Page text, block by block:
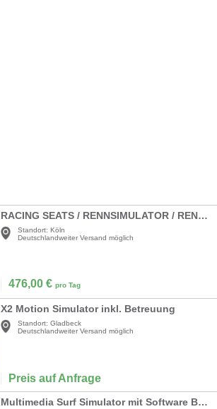
RACING SEATS / RENNSIMULATOR / RENNSITZE / AUTORENN-SIMULATOR
Standort: Köln
Deutschlandweiter Versand möglich
476,00 € pro Tag
X2 Motion Simulator inkl. Betreuung
Standort: Gladbeck
Deutschlandweiter Versand möglich
Preis auf Anfrage
Multimedia Surf Simulator mit Software Branding!!! (Surfsimulator )